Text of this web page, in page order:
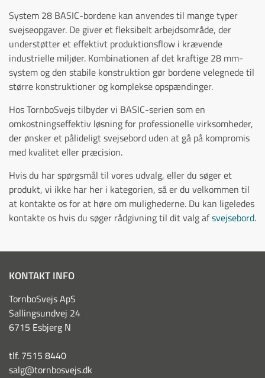
System 28 BASIC-bordene kan anvendes til mange typer
svejseopgaver. De giver et fleksibelt arbejdsområde, der
understøtter et effektivt produktionsflow i krævende
industrielle miljøer. Kombinationen af det kraftige 28 mm-
system og den stabile konstruktion gør bordene velegnede til
større konstruktioner og komplekse opspændinger.
Hos TornboSvejs tilbyder vi BASIC-serien som en
omkostningseffektiv løsning for professionelle virksomheder,
der ønsker et pålideligt svejsebord uden at gå på kompromis
med kvalitet eller præcision.
Hvis du har spørgsmål til vores udvalg, eller du søger et
produkt, vi ikke har her i kategorien, så er du velkommen til
at kontakte os for at høre om mulighederne. Du kan ligeledes
kontakte os hvis du søger rådgivning til dit valg afsvejsebord.
KONTAKT INFO
TornboSvejs ApS
Sallingsundvej 24
6715 Esbjerg N
tlf. 7515 8440
salg@tornbosvejs.dk